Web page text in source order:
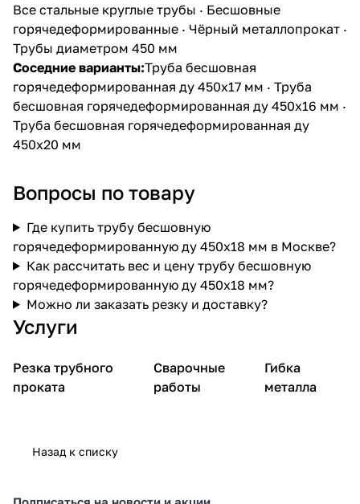
Все стальные круглые трубы · Бесшовные
горячедеформированные · Чёрный металлопрокат ·
Трубы диаметром 450 мм
Соседние варианты:Труба бесшовная
горячедеформированная ду 450х17 мм · Труба
бесшовная горячедеформированная ду 450х16 мм ·
Труба бесшовная горячедеформированная ду
450х20 мм
Вопросы по товару
Где купить трубу бесшовную
горячедеформированную ду 450х18 мм в Москве?
Как рассчитать вес и цену трубу бесшовную
горячедеформированную ду 450х18 мм?
Можно ли заказать резку и доставку?
Услуги
Резка трубного
проката
Сварочные
работы
Гибка
металла
Назад к списку